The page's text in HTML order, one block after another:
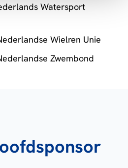
Watersport
Wielren Unie
Zwembond